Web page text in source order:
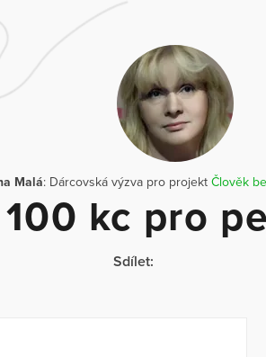
Malá: Dárcovská výzva pro projekt Člověk
100 kc pro
Sdílet: